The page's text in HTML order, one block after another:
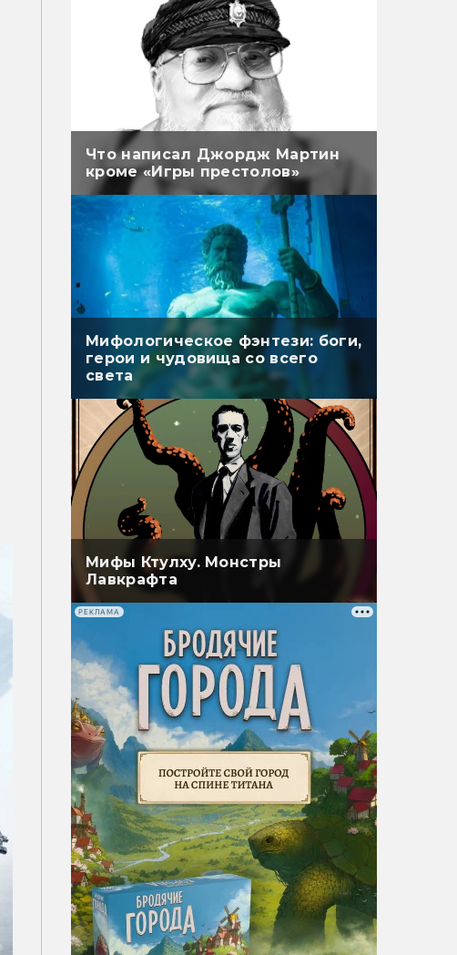
Что написал Джордж Мартин
кроме «Игры престолов»
Мифологическое фэнтези: боги,
герои и чудовища со всего
света
Мифы Ктулху. Монстры
Лавкрафта
РЕКЛАМА